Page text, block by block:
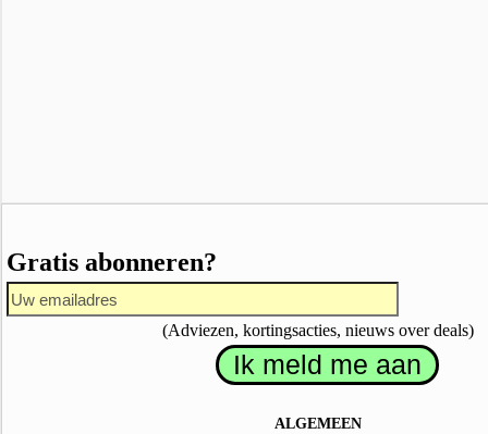
Gratis abonneren?
(Adviezen, kortingsacties, nieuws over deals)
ALGEMEEN